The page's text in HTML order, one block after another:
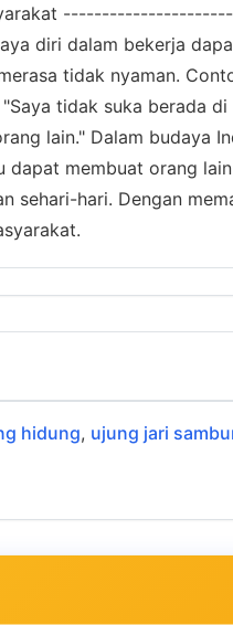
diri dalam bekerja
tidak nyaman.
tidak suka berada
lain." Dalam budaya
membuat orang
sehari-hari. Dengan
hidung, ujung jari